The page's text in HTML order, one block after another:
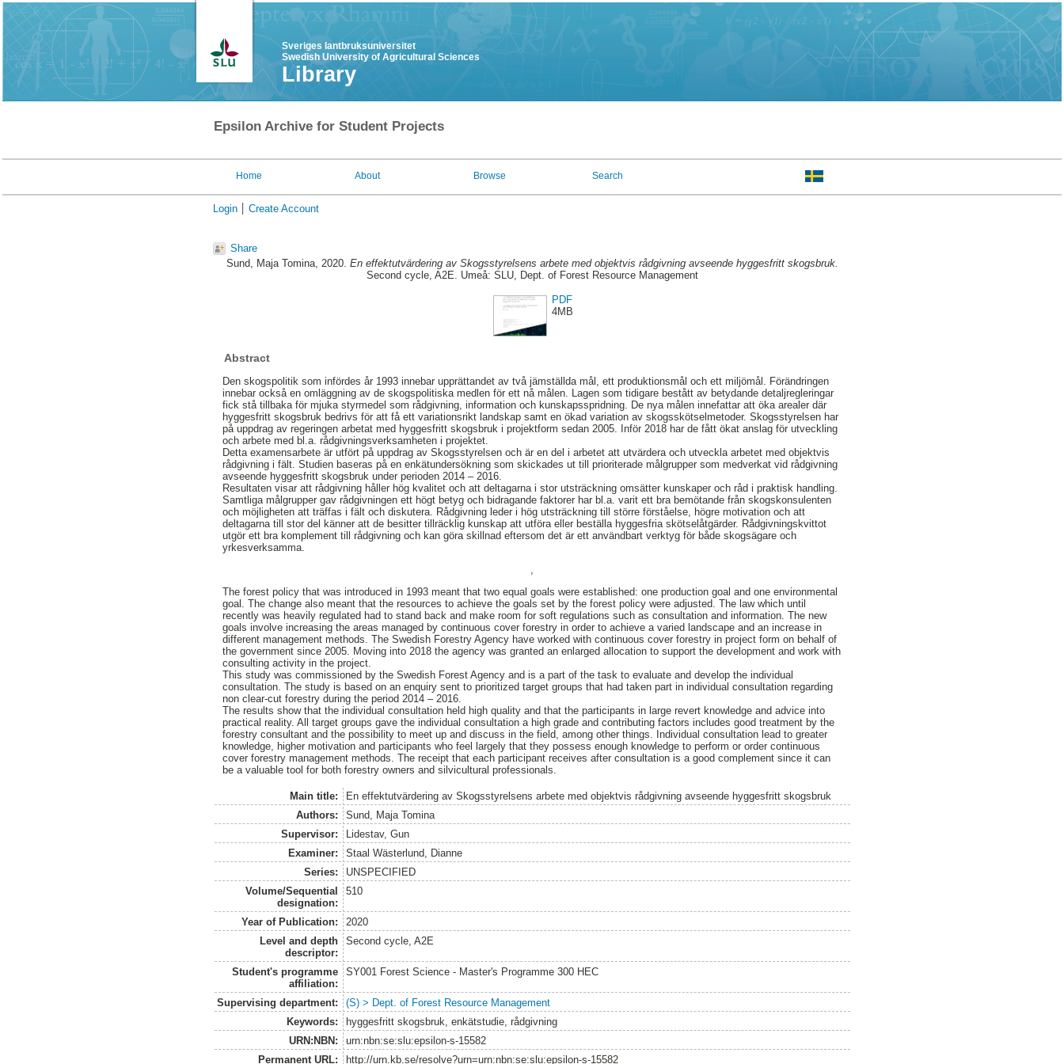
Sveriges lantbruksuniversitet
Swedish University of Agricultural Sciences
Library
Epsilon Archive for Student Projects
Home About Browse Search
Login Create Account
Share
Sund, Maja Tomina, 2020. En effektutvärdering av Skogsstyrelsens arbete med objektvis rådgivning avseende hyggesfritt skogsbruk.
Second cycle, A2E. Umeå: SLU, Dept. of Forest Resource Management
PDF
4MB
Abstract
Den skogspolitik som infördes år 1993 innebar upprättandet av två jämställda mål, ett produktionsmål och ett miljömål. Förändringen
innebar också en omläggning av de skogspolitiska medlen för ett nå målen. Lagen som tidigare bestått av betydande detaljregleringar
fick stå tillbaka för mjuka styrmedel som rådgivning, information och kunskapsspridning. De nya målen innefattar att öka arealer där
hyggesfritt skogsbruk bedrivs för att få ett variationsrikt landskap samt en ökad variation av skogsskötselmetoder. Skogsstyrelsen har
på uppdrag av regeringen arbetat med hyggesfritt skogsbruk i projektform sedan 2005. Inför 2018 har de fått ökat anslag för utveckling
och arbete med bl.a. rådgivningsverksamheten i projektet.
Detta examensarbete är utfört på uppdrag av Skogsstyrelsen och är en del i arbetet att utvärdera och utveckla arbetet med objektvis
rådgivning i fält. Studien baseras på en enkätundersökning som skickades ut till prioriterade målgrupper som medverkat vid rådgivning
avseende hyggesfritt skogsbruk under perioden 2014 – 2016.
Resultaten visar att rådgivning håller hög kvalitet och att deltagarna i stor utsträckning omsätter kunskaper och råd i praktisk handling.
Samtliga målgrupper gav rådgivningen ett högt betyg och bidragande faktorer har bl.a. varit ett bra bemötande från skogskonsulenten
och möjligheten att träffas i fält och diskutera. Rådgivning leder i hög utsträckning till större förståelse, högre motivation och att
deltagarna till stor del känner att de besitter tillräcklig kunskap att utföra eller beställa hyggesfria skötselåtgärder. Rådgivningskvittot
utgör ett bra komplement till rådgivning och kan göra skillnad eftersom det är ett användbart verktyg för både skogsägare och
yrkesverksamma.
The forest policy that was introduced in 1993 meant that two equal goals were established: one production goal and one environmental
goal. The change also meant that the resources to achieve the goals set by the forest policy were adjusted. The law which until
recently was heavily regulated had to stand back and make room for soft regulations such as consultation and information. The new
goals involve increasing the areas managed by continuous cover forestry in order to achieve a varied landscape and an increase in
different management methods. The Swedish Forestry Agency have worked with continuous cover forestry in project form on behalf of
the government since 2005. Moving into 2018 the agency was granted an enlarged allocation to support the development and work with
consulting activity in the project.
This study was commissioned by the Swedish Forest Agency and is a part of the task to evaluate and develop the individual
consultation. The study is based on an enquiry sent to prioritized target groups that had taken part in individual consultation regarding
non clear-cut forestry during the period 2014 – 2016.
The results show that the individual consultation held high quality and that the participants in large revert knowledge and advice into
practical reality. All target groups gave the individual consultation a high grade and contributing factors includes good treatment by the
forestry consultant and the possibility to meet up and discuss in the field, among other things. Individual consultation lead to greater
knowledge, higher motivation and participants who feel largely that they possess enough knowledge to perform or order continuous
cover forestry management methods. The receipt that each participant receives after consultation is a good complement since it can
be a valuable tool for both forestry owners and silvicultural professionals.
Main title:
En effektutvärdering av Skogsstyrelsens arbete med objektvis rådgivning avseende hyggesfritt skogsbruk
Authors:
Sund, Maja Tomina
Supervisor:
Lidestav, Gun
Examiner:
Staal Wästerlund, Dianne
Series:
UNSPECIFIED
Volume/Sequential
designation:
510
Year of Publication:
2020
Level and depth
descriptor:
Second cycle, A2E
Student's programme
affiliation:
SY001 Forest Science - Master's Programme 300 HEC
Supervising department:
(S) > Dept. of Forest Resource Management
Keywords:
hyggesfritt skogsbruk, enkätstudie, rådgivning
URN:NBN:
urn:nbn:se:slu:epsilon-s-15582
Permanent URL:
http://urn.kb.se/resolve?urn=urn:nbn:se:slu:epsilon-s-15582